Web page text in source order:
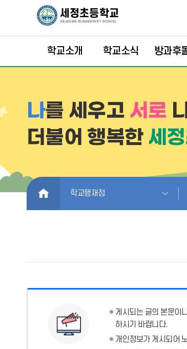
학교소개 학교소식 방과후
HOME 학교행재정
게시되는 글의 본문이
하시기 바랍니다.
개인정보가 게시되어